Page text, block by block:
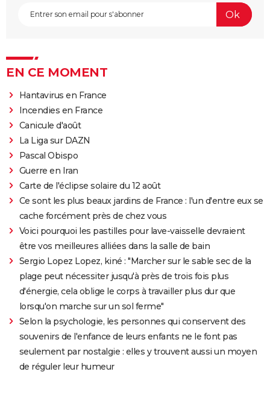
EN CE MOMENT
Hantavirus en France
Incendies en France
Canicule d'août
La Liga sur DAZN
Pascal Obispo
Guerre en Iran
Carte de l'éclipse solaire du 12 août
Ce sont les plus beaux jardins de France : l'un d'entre eux se
cache forcément près de chez vous
Voici pourquoi les pastilles pour lave-vaisselle devraient
être vos meilleures alliées dans la salle de bain
Sergio Lopez Lopez, kiné : "Marcher sur le sable sec de la
plage peut nécessiter jusqu'à près de trois fois plus
d'énergie, cela oblige le corps à travailler plus dur que
lorsqu'on marche sur un sol ferme"
Selon la psychologie, les personnes qui conservent des
souvenirs de l'enfance de leurs enfants ne le font pas
seulement par nostalgie : elles y trouvent aussi un moyen
de réguler leur humeur